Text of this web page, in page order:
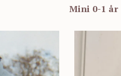
Mini 0-1 år